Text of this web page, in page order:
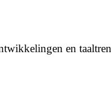
en